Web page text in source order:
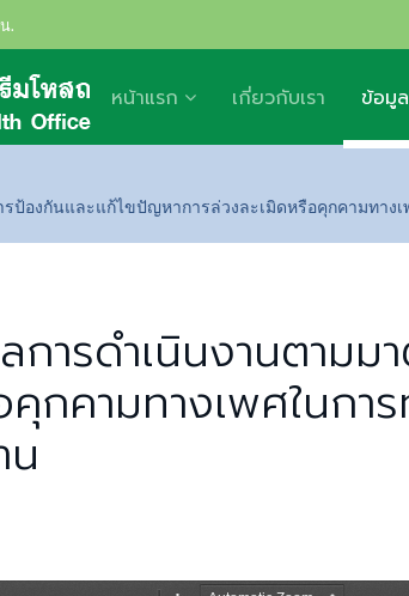
.
หน้าแรก เกี่ยวกับเรา ข้อมู
ป้องกันและแก้ไขปัญหาการล่วงละเมิดหรือคุกคามทาง
ารดำเนินงานตามม
กคามทางเพศในกา